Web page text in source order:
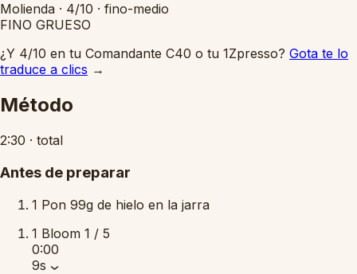
Molienda · 4/10 · fino-medio
FINO GRUESO
¿Y 4/10 en tu Comandante C40 o tu 1Zpresso? Gota te lo
traduce a clics →
Método
2:30 · total
Antes de preparar
1 Pon 99g de hielo en la jarra
1 Bloom 1 / 5
0:00
9s